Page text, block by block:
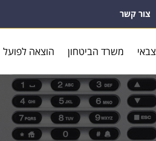
צור קשר
צבאי משרד הביטחון הוצאה לפועל